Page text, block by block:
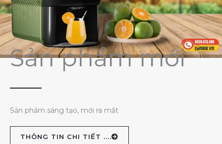
Sản phẩm mới
Sản phẩm sáng tạo, mới ra mắt
THÔNG TIN CHI TIẾT ....